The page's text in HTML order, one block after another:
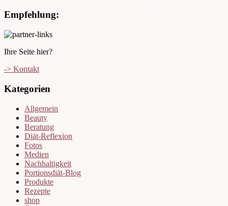
Empfehlung:
Ihre Seite hier?
-> Kontakt
Kategorien
Allgemein
Beauty
Beratung
Diät-Reflexion
Fotos
Medien
Nachhaltigkeit
Portionsdiät-Blog
Produkte
Rezepte
shop